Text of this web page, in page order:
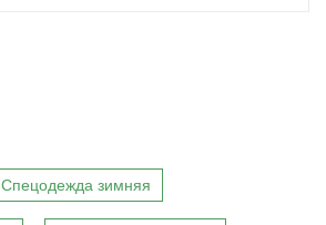
Спецодежда зимняя